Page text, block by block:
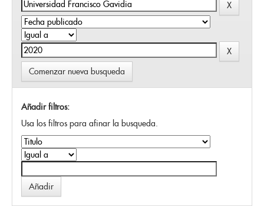
Comenzar nueva busqueda
Añadir filtros:
Usa los filtros para afinar la busqueda.